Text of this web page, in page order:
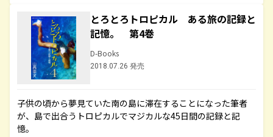
とろとろトロピカル ある旅の記録と
記憶。 第4巻
D-Books
2018.07.26 発売
子供の頃から夢見ていた南の島に滞在することになった筆者
が、島で出合うトロピカルでマジカルな45日間の記録と記
憶。